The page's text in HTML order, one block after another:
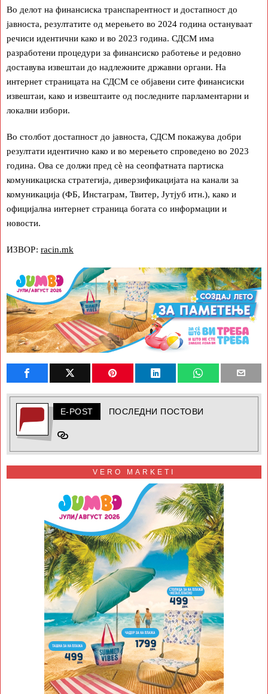
Во делот на финансиска транспарентност и достапност до
јавноста, резултатите од мерењето во 2024 година остануваат
речиси идентични како и во 2023 година. СДСМ има
разработени процедури за финансиско работење и редовно
доставува извештаи до надлежните државни органи. На
интернет страницата на СДСМ се објавени сите финансиски
извештаи, како и извештаите од последните парламентарни и
локални избори.
Во столбот достапност до јавноста, СДСМ покажува добри
резултати идентично како и во мерењето спроведено во 2023
година. Ова се должи пред сè на сеопфатната партиска
комуникациска стратегија, диверзификацијата на канали за
комуникација (ФБ, Инстаграм, Твитер, Јутјуб итн.), како и
официјална интернет страница богата со информации и
новости.
ИЗВОР: racin.mk
E-POST ПОСЛЕДНИ ПОСТОВИ
VERO MARKETI